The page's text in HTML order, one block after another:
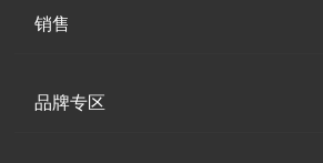
销售
品牌专区